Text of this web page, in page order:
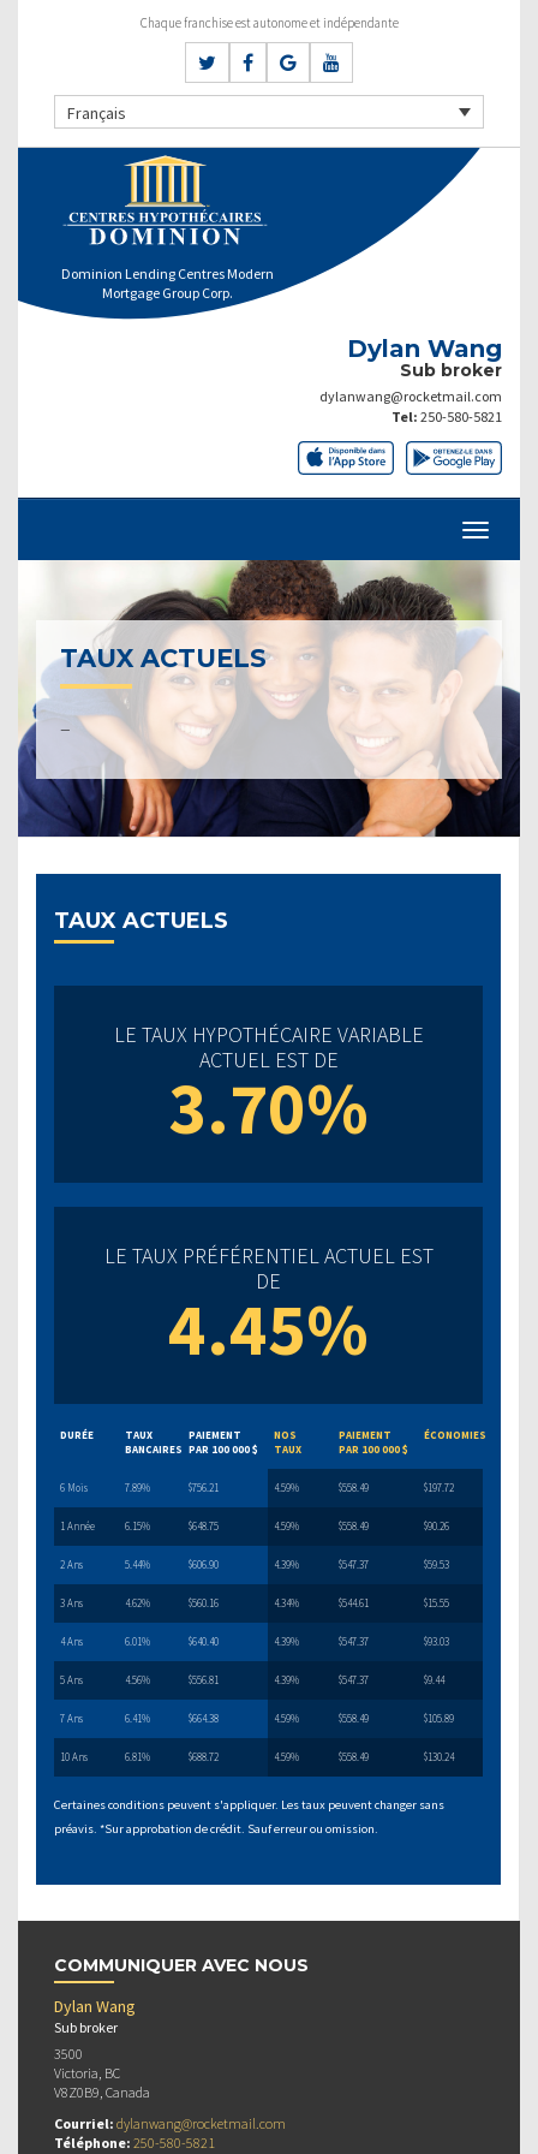
Chaque franchise est autonome et indépendante
Français
Dominion Lending Centres Modern
Mortgage Group Corp.
Dylan Wang
Sub broker
dylanwang@rocketmail.com
Tel: 250-580-5821
TAUX ACTUELS
–
TAUX ACTUELS
LE TAUX HYPOTHÉCAIRE VARIABLE
ACTUEL EST DE
3.70%
LE TAUX PRÉFÉRENTIEL ACTUEL EST
DE
4.45%
DURÉE
TAUX
BANCAIRES
PAIEMENT
PAR 100 000 $
NOS
TAUX
PAIEMENT
PAR 100 000 $
ÉCONOMIES
6 Mois 7.89% $756.21 4.59% $558.49 $197.72
1 Année 6.15% $648.75 4.59% $558.49 $90.26
2 Ans 5.44% $606.90 4.39% $547.37 $59.53
3 Ans 4.62% $560.16 4.34% $544.61 $15.55
4 Ans 6.01% $640.40 4.39% $547.37 $93.03
5 Ans 4.56% $556.81 4.39% $547.37 $9.44
7 Ans 6.41% $664.38 4.59% $558.49 $105.89
10 Ans 6.81% $688.72 4.59% $558.49 $130.24
Certaines conditions peuvent s'appliquer. Les taux peuvent changer sans
préavis. *Sur approbation de crédit. Sauf erreur ou omission.
COMMUNIQUER AVEC NOUS
Dylan Wang
Sub broker
3500
Victoria, BC
V8Z0B9, Canada
Courriel: dylanwang@rocketmail.com
Téléphone: 250-580-5821